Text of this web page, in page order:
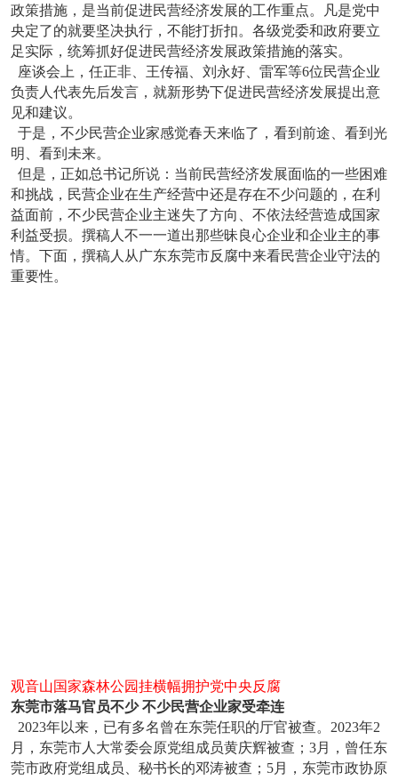
政策措施，是当前促进民营经济发展的工作重点。凡是党中
央定了的就要坚决执行，不能打折扣。各级党委和政府要立
足实际，统筹抓好促进民营经济发展政策措施的落实。
座谈会上，任正非、王传福、刘永好、雷军等6位民营企业
负责人代表先后发言，就新形势下促进民营经济发展提出意
见和建议。
于是，不少民营企业家感觉春天来临了，看到前途、看到光
明、看到未来。
但是，正如总书记所说：当前民营经济发展面临的一些困难
和挑战，民营企业在生产经营中还是存在不少问题的，在利
益面前，不少民营企业主迷失了方向、不依法经营造成国家
利益受损。撰稿人不一一道出那些昧良心企业和企业主的事
情。下面，撰稿人从广东东莞市反腐中来看民营企业守法的
重要性。
观音山国家森林公园挂横幅拥护党中央反腐
东莞市落马官员不少 不少民营企业家受牵连
2023年以来，已有多名曾在东莞任职的厅官被查。2023年2
月，东莞市人大常委会原党组成员黄庆辉被查；3月，曾任东
莞市政府党组成员、秘书长的邓涛被查；5月，东莞市政协原